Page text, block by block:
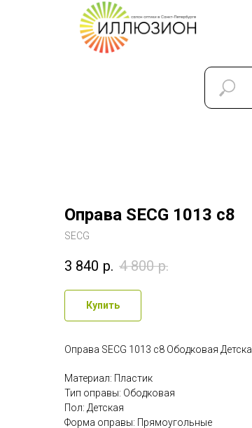
Оправа SECG 1013 c8
SECG
3 840 р. 4 800 р.
Купить
Оправа SECG 1013 c8 Ободковая
Материал: Пластик
Тип оправы: Ободковая
Пол: Детская
Форма оправы: Прямоугольные